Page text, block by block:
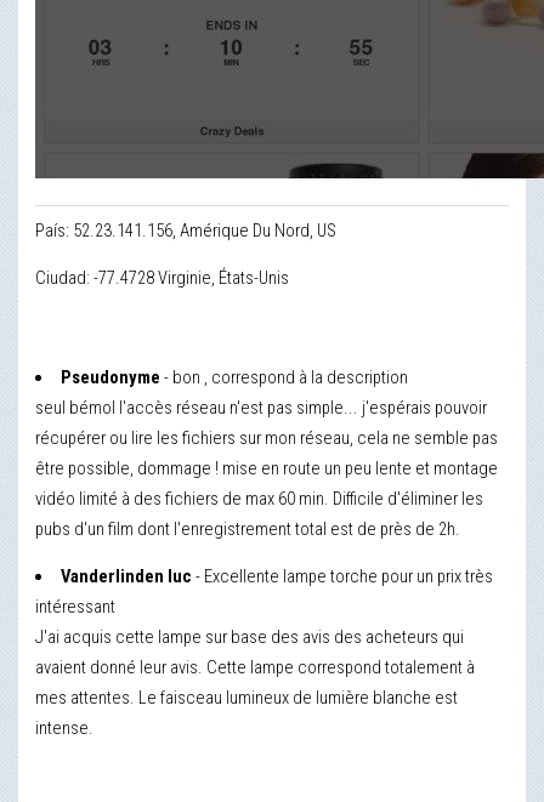
País: 52.23.141.156, Amérique Du Nord, US
Ciudad: -77.4728 Virginie, États-Unis
Pseudonyme - bon , correspond à la description
seul bémol l'accès réseau n'est pas simple... j'espérais pouvoir
récupérer ou lire les fichiers sur mon réseau, cela ne semble pas
être possible, dommage ! mise en route un peu lente et montage
vidéo limité à des fichiers de max 60 min. Difficile d'éliminer les
pubs d'un film dont l'enregistrement total est de près de 2h.
Vanderlinden luc - Excellente lampe torche pour un prix très
intéressant
J'ai acquis cette lampe sur base des avis des acheteurs qui
avaient donné leur avis. Cette lampe correspond totalement à
mes attentes. Le faisceau lumineux de lumière blanche est
intense.